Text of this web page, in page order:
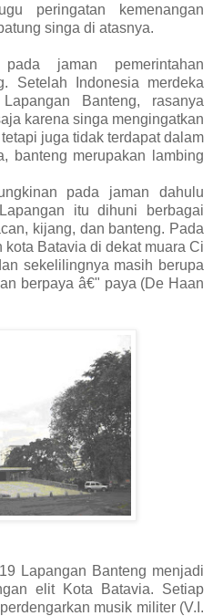
peringatan kemenangan
singa di atasnya.
jaman pemerintahan
Setelah Indonesia merdeka
Banteng, rasanya
karena singa mengingatkan
juga tidak terdapat dalam
banteng merupakan lambing
pada jaman dahulu
itu dihuni berbagai
kijang, dan banteng. Pada
kota Batavia di dekat muara Ci
sekelilingnya masih berupa
berpaya â€" paya (De Haan
Lapangan Banteng menjadi
elit Kota Batavia. Setiap
musik militer (V.I.